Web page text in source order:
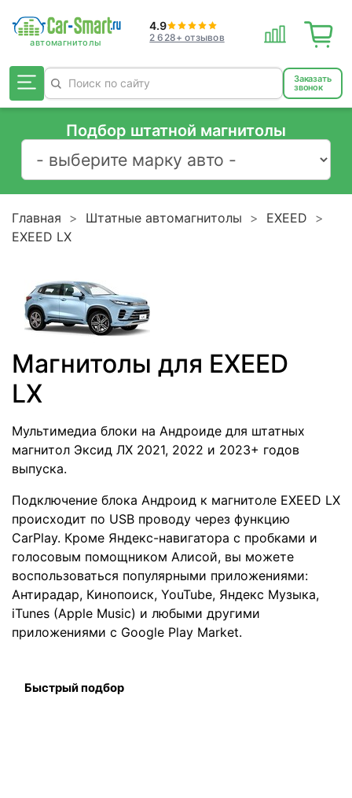
4.9
2 628+ отзывов
Заказать
звонок
Подбор штатной магнитолы
Главная Штатные автомагнитолы
EXEED
EXEED LX
Магнитолы для EXEED
LX
Мультимедиа блоки на Андроиде для штатных
магнитол Эксид ЛХ 2021, 2022 и 2023+ годов
выпуска.
Подключение блока Андроид к магнитоле EXEED LX
происходит по USB проводу через функцию
CarPlay. Кроме Яндекс-навигатора с пробками и
голосовым помощником Алисой, вы можете
воспользоваться популярными приложениями:
Антирадар, Кинопоиск, YouTube, Яндекс Музыка,
iTunes (Apple Music) и любыми другими
приложениями с Google Play Market.
Быстрый подбор